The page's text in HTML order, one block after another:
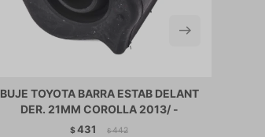
BUJE TOYOTA BARRA ESTAB DELANT
DER. 21MM COROLLA 2013/ -
$431 $ 442